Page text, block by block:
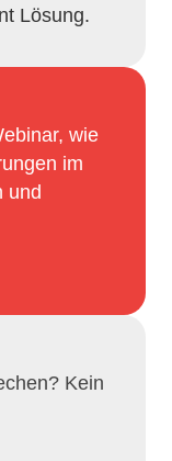
wie
im
und
Kein
Lösung.